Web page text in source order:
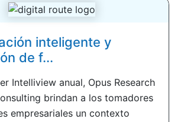
inteligente y
de f...
Intelliview anual, Opus Research
brindan a los tomadores
empresariales un contexto